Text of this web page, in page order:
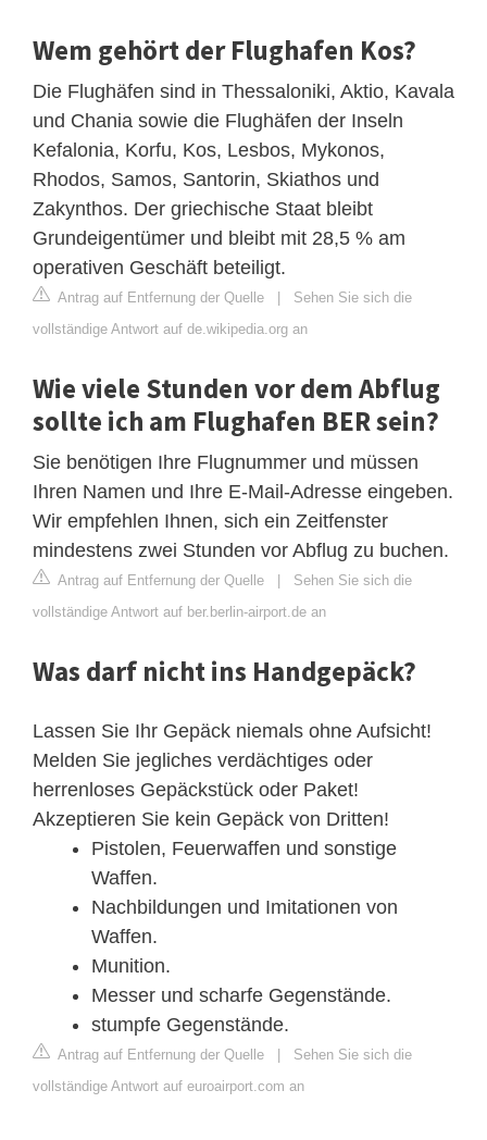
Wem gehört der Flughafen Kos?
Die Flughäfen sind in Thessaloniki, Aktio, Kavala
und Chania sowie die Flughäfen der Inseln
Kefalonia, Korfu, Kos, Lesbos, Mykonos,
Rhodos, Samos, Santorin, Skiathos und
Zakynthos. Der griechische Staat bleibt
Grundeigentümer und bleibt mit 28,5 % am
operativen Geschäft beteiligt.
Antrag auf Entfernung der Quelle | Sehen Sie sich die
vollständige Antwort auf de.wikipedia.org an
Wie viele Stunden vor dem Abflug
sollte ich am Flughafen BER sein?
Sie benötigen Ihre Flugnummer und müssen
Ihren Namen und Ihre E-Mail-Adresse eingeben.
Wir empfehlen Ihnen, sich ein Zeitfenster
mindestens zwei Stunden vor Abflug zu buchen.
Antrag auf Entfernung der Quelle | Sehen Sie sich die
vollständige Antwort auf ber.berlin-airport.de an
Was darf nicht ins Handgepäck?
Lassen Sie Ihr Gepäck niemals ohne Aufsicht!
Melden Sie jegliches verdächtiges oder
herrenloses Gepäckstück oder Paket!
Akzeptieren Sie kein Gepäck von Dritten!
Pistolen, Feuerwaffen und sonstige
Waffen.
Nachbildungen und Imitationen von
Waffen.
Munition.
Messer und scharfe Gegenstände.
stumpfe Gegenstände.
Antrag auf Entfernung der Quelle | Sehen Sie sich die
vollständige Antwort auf euroairport.com an